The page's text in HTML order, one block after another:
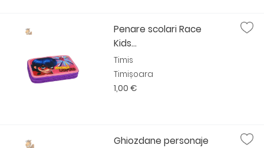
Penare scolari Race
Kids...
Timis
Timișoara
1,00 €
Ghiozdane personaje